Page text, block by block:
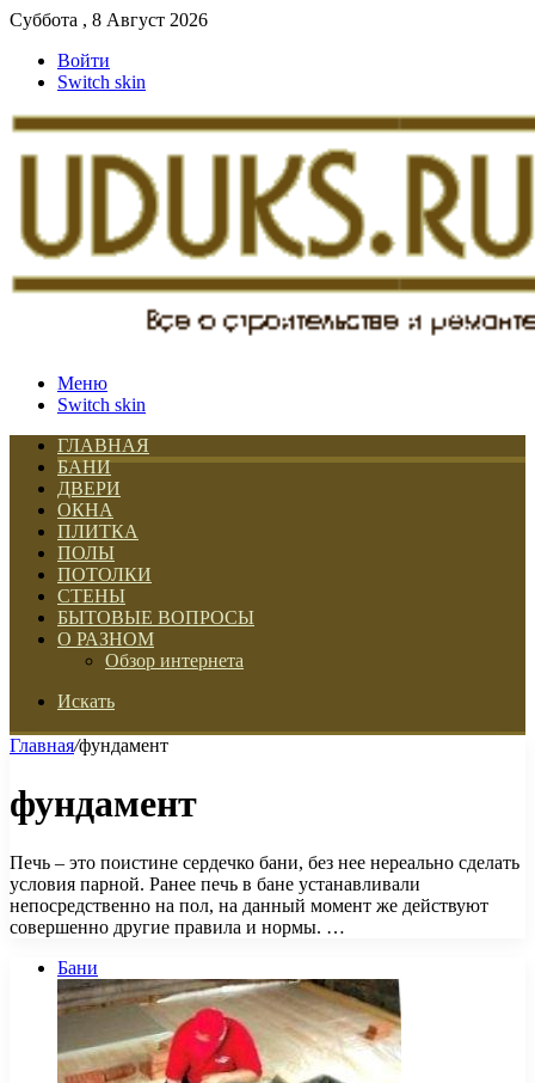
Суббота , 8 Август 2026
Войти
Switch skin
Меню
Switch skin
ГЛАВНАЯ
БАНИ
ДВЕРИ
ОКНА
ПЛИТКА
ПОЛЫ
ПОТОЛКИ
СТЕНЫ
БЫТОВЫЕ ВОПРОСЫ
О РАЗНОМ
Обзор интернета
Искать
Главная/фундамент
фундамент
Печь – это поистине сердечко бани, без нее нереально сделать
условия парной. Ранее печь в бане устанавливали
непосредственно на пол, на данный момент же действуют
совершенно другие правила и нормы. …
Бани